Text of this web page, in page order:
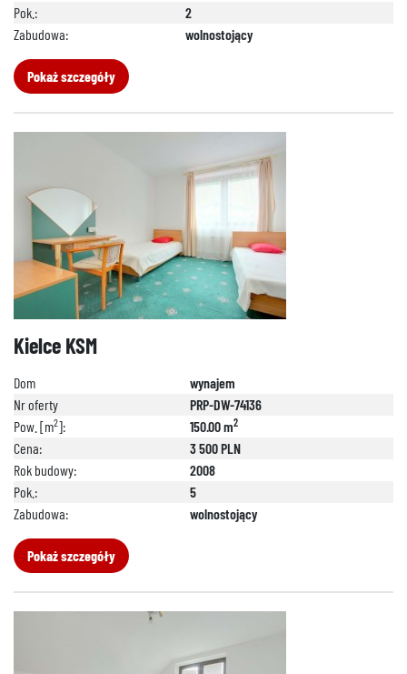
Pok.:
2
Zabudowa:
wolnostojący
Pokaż szczegóły
Kielce KSM
Dom
wynajem
Nr oferty
PRP-DW-74136
Pow. [m2]: 150.00 m2
Cena:
3 500 PLN
Rok budowy:
2008
Pok.:
5
Zabudowa:
wolnostojący
Pokaż szczegóły